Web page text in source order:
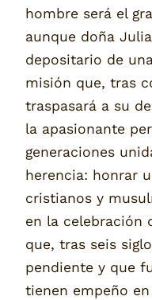
hombre será el
aunque doña
depositario de
misión que, tras
traspasará a su
la apasionante
generaciones
herencia: honrar
cristianos y
en la celebración
que, tras seis
pendiente y que
tienen empeño